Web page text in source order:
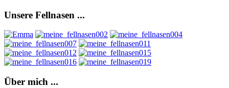
Unsere Fellnasen ...
Über mich ...